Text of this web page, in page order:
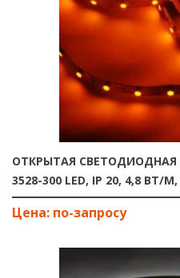
ОТКРЫТАЯ СВЕТОДИОДНАЯ
3528-300 LED, IP 20, 4,8 ВТ/